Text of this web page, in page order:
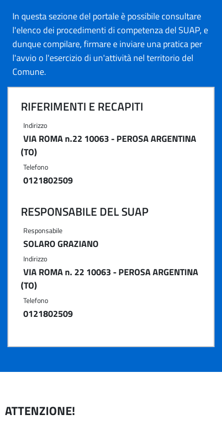
In questa sezione del portale è possibile consultare
l'elenco dei procedimenti di competenza del SUAP, e
dunque compilare, firmare e inviare una pratica per
l'avvio o l'esercizio di un'attività nel territorio del
Comune.
RIFERIMENTI E RECAPITI
Indirizzo
VIA ROMA n.22 10063 - PEROSA ARGENTINA
(TO)
Telefono
0121802509
RESPONSABILE DEL SUAP
Responsabile
SOLARO GRAZIANO
Indirizzo
VIA ROMA n. 22 10063 - PEROSA ARGENTINA
(TO)
Telefono
0121802509
ATTENZIONE!